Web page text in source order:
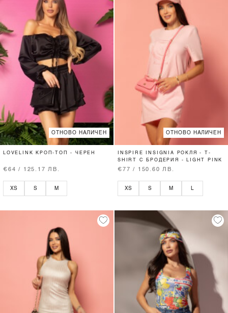
ОТНОВО НАЛИЧЕН
LOVELINK КРОП-ТОП - ЧЕРЕН
€64 / 125.17 ЛВ.
XS S M
ОТНОВО НАЛИЧЕН
INSPIRE INSIGNIA РОКЛЯ - T-
SHIRT С БРОДЕРИЯ - LIGHT PINK
€77 / 150.60 ЛВ.
XS S M